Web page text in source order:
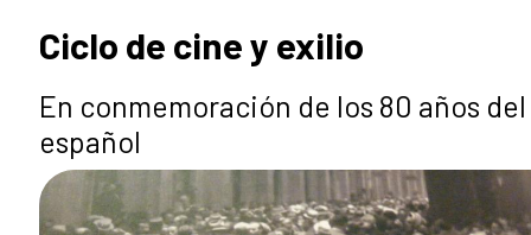
Ciclo de cine y exilio
En conmemoración de los 80 años
español